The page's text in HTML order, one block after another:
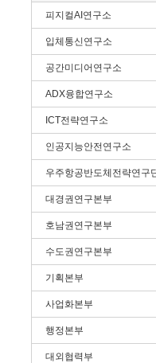
피지컬AI연구소
입체통신연구소
공간미디어연구소
ADX융합연구소
ICT전략연구소
인공지능안전연구소
우주항공반도체전략연구
대경권연구본부
호남권연구본부
수도권연구본부
기획본부
사업화본부
행정본부
대외협력부